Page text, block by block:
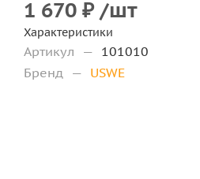
1 670 ₽ /шт
Характеристики
Артикул — 101010
Бренд — USWE